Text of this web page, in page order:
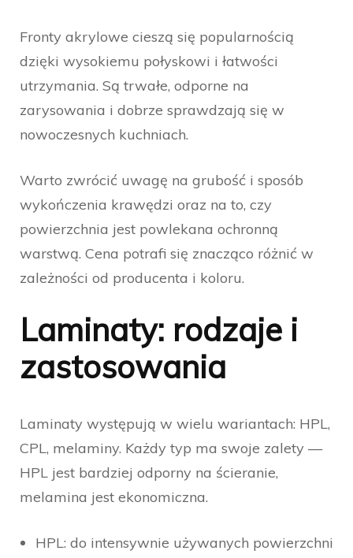
Fronty akrylowe cieszą się popularnością
dzięki wysokiemu połyskowi i łatwości
utrzymania. Są trwałe, odporne na
zarysowania i dobrze sprawdzają się w
nowoczesnych kuchniach.
Warto zwrócić uwagę na grubość i sposób
wykończenia krawędzi oraz na to, czy
powierzchnia jest powlekana ochronną
warstwą. Cena potrafi się znacząco różnić w
zależności od producenta i koloru.
Laminaty: rodzaje i
zastosowania
Laminaty występują w wielu wariantach: HPL,
CPL, melaminy. Każdy typ ma swoje zalety —
HPL jest bardziej odporny na ścieranie,
melamina jest ekonomiczna.
HPL: do intensywnie używanych powierzchni